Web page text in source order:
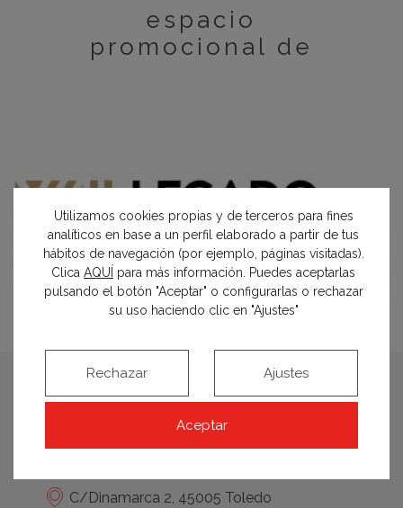
espacio
promocional de
Legado Artesano Castilla-
La Mancha
C/Dinamarca 2, 45005 Toledo
Utilizamos cookies propias y de terceros para fines
analíticos en base a un perfil elaborado a partir de tus
hábitos de navegación (por ejemplo, páginas visitadas).
Clica AQUÍ para más información. Puedes aceptarlas
pulsando el botón "Aceptar" o configurarlas o rechazar
su uso haciendo clic en "Ajustes"
Aceptar
Rechazar Ajustes